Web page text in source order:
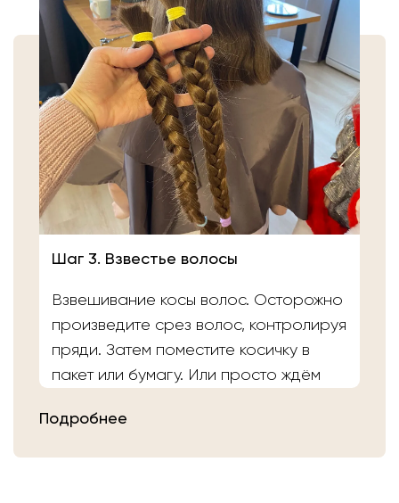
Шаг 3. Взвестье волосы
Взвешивание косы волос. Осторожно
произведите срез волос, контролируя
пряди. Затем поместите косичку в
пакет или бумагу. Или просто ждём
мастера выполнят срез волос и
Подробнее